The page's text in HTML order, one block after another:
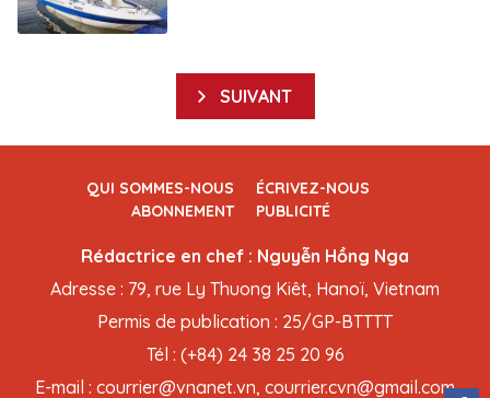
SUIVANT
QUI SOMMES-NOUS
ÉCRIVEZ-NOUS
ABONNEMENT
PUBLICITÉ
Rédactrice en chef : Nguyễn Hồng Nga
Adresse : 79, rue Ly Thuong Kiêt, Hanoï, Vietnam
Permis de publication : 25/GP-BTTTT
Tél : (+84) 24 38 25 20 96
E-mail : courrier@vnanet.vn, courrier.cvn@gmail.com